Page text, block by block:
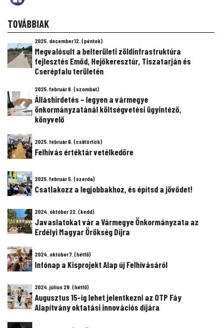
TOVÁBBIAK
2025. december 12. (péntek)
Megvalósult a belterületi zöldinfrastruktúra
fejlesztés Emőd, Hejőkeresztúr, Tiszatarján és
Cserépfalu területén
2025. február 8. (szombat)
Álláshirdetés – legyen a vármegye
önkormányzatánál költségvetési ügyintéző,
könyvelő
2025. február 6. (csütörtök)
Felhívás értéktár vetélkedőre
2025. február 5. (szerda)
Csatlakozz a legjobbakhoz, és építsd a jövődet!
2024. október 22. (kedd)
Javaslatokat vár a Vármegye Önkormányzata az
Erdélyi Magyar Örökség Díjra
2024. október 7. (hétfő)
Infónap a Kisprojekt Alap új Felhívásáról
2024. július 29. (hétfő)
Augusztus 15-ig lehet jelentkezni az OTP Fáy
Alapítvány oktatási innovációs díjára